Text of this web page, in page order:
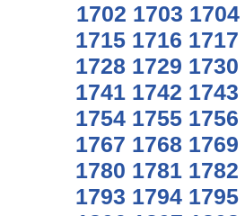
1702 1703 1704
1715 1716 1717
1728 1729 1730
1741 1742 1743
1754 1755 1756
1767 1768 1769
1780 1781 1782
1793 1794 1795